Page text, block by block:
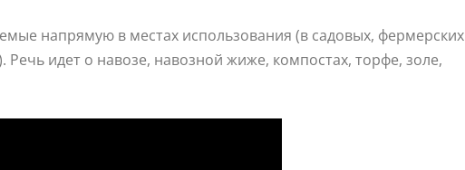
напрямую в местах использования (в садовых, фермерских
Речь идет о навозе, навозной жиже, компостах, торфе, золе,